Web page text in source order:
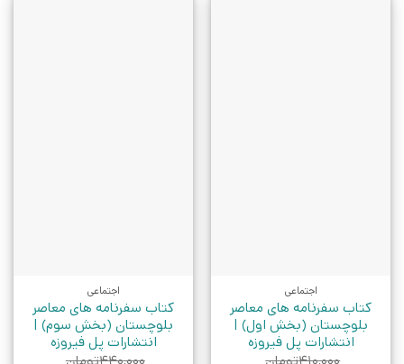
اجتماعی
کتاب سفرنامه های معاصر
بلوچستان (بخش اول) |
انتشارات پل فیروزه
اجتماعی
کتاب سفرنامه های معاصر
بلوچستان (بخش سوم) |
انتشارات پل فیروزه